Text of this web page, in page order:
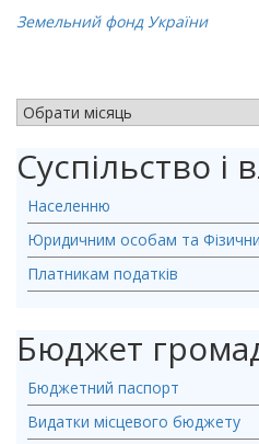
Земельний фонд України
Суспільство і
Населенню
Юридичним особам та
Платникам податків
Бюджет
Бюджетний паспорт
Видатки місцевого бюджету